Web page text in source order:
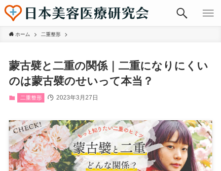
ホーム 二重整形
蒙古襞と二重の関係｜二重になりにくい
のは蒙古襞のせいって本当？
二重整形 2023年3月27日